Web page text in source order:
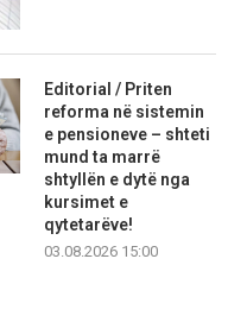
Editorial / Priten
reforma në sistemin
e pensioneve – shteti
mund ta marrë
shtyllën e dytë nga
kursimet e
qytetarëve!
03.08.2026 15:00